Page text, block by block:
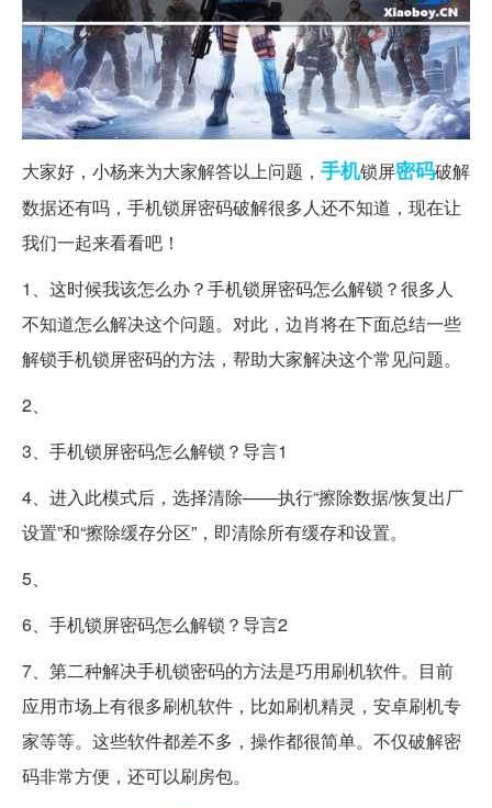
大家好，小杨来为大家解答以上问题， 手机锁屏密码破解
数据还有吗，手机锁屏密码破解很多人还不知道，现在让
我们一起来看看吧！
1、这时候我该怎么办？手机锁屏密码怎么解锁？很多人
不知道怎么解决这个问题。对此，边肖将在下面总结一些
解锁手机锁屏密码的方法，帮助大家解决这个常见问题。
2、
3、手机锁屏密码怎么解锁？导言1
4、进入此模式后，选择清除——执行“擦除数据/恢复出厂
设置”和“擦除缓存分区”，即清除所有缓存和设置。
5、
6、手机锁屏密码怎么解锁？导言2
7、第二种解决手机锁密码的方法是巧用刷机软件。目前
应用市场上有很多刷机软件，比如刷机精灵，安卓刷机专
家等等。这些软件都差不多，操作都很简单。不仅破解密
码非常方便，还可以刷房包。